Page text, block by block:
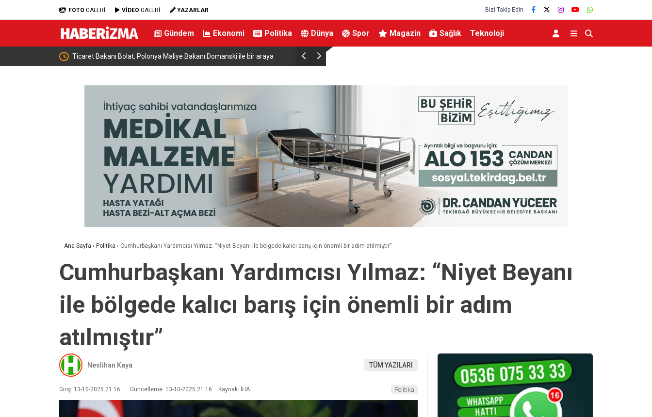
FOTO GALERİ VİDEO GALERİ YAZARLAR Bizi Takip Edin
Gündem Ekonomi Politika Dünya Spor Magazin Sağlık Teknoloji
Ticaret Bakanı Bolat, Polonya Maliye Bakanı Domanski ile bir araya Almanya’da Ren Nehri’nde kuraklık alarmı: Su seviyesinde tarihi düşüş
Ana Sayfa › Politika › Cumhurbaşkanı Yardımcısı Yılmaz: “Niyet Beyanı ile bölgede kalıcı barış için önemli bir adım atılmıştır”
Cumhurbaşkanı Yardımcısı Yılmaz: “Niyet Beyanı
ile bölgede kalıcı barış için önemli bir adım
atılmıştır”
Neslihan Kaya TÜM YAZILARI
Giriş: 13-10-2025 21:16 Güncelleme: 13-10-2025 21:16 Kaynak: İHA Politika